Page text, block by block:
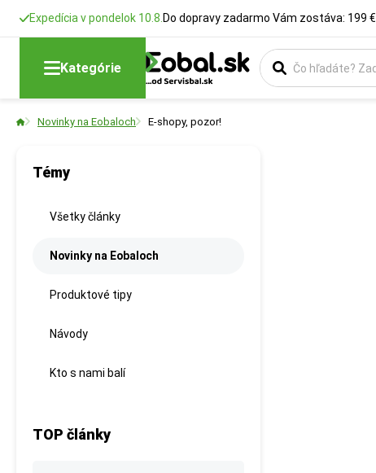
Expedícia v pondelok 10.8. Do dopravy zadarmo Vám zostáva: 199 €
Kategórie
Novinky na Eobaloch E-shopy, pozor!
Témy
Všetky články
Novinky na Eobaloch
Produktové tipy
Návody
Kto s nami balí
TOP články